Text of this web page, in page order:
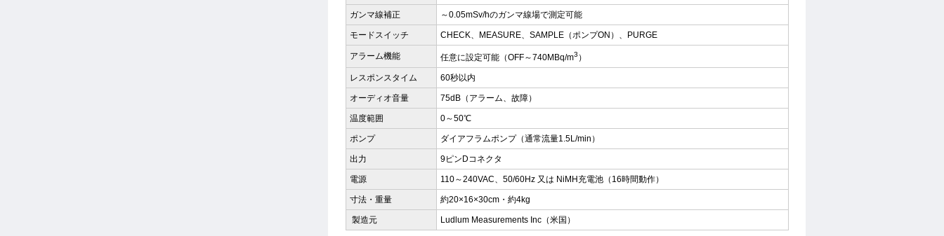
ガンマ線補正 ～0.05mSv/hのガンマ線場で測定可能
モードスイッチ CHECK、MEASURE、SAMPLE（ポンプON）、PURGE
アラーム機能 任意に設定可能（OFF～740MBq/m3 ）
レスポンスタイム 60秒以内
オーディオ音量 75dB（アラーム、故障）
温度範囲 0～50℃
ポンプ ダイアフラムポンプ（通常流量1.5L/min）
出力 9ピンDコネクタ
電源 110～240VAC、50/60Hz 又は NiMH充電池（16時間動作）
寸法・重量 約20×16×30cm・約4kg
製造元 Ludlum Measurements Inc（米国）